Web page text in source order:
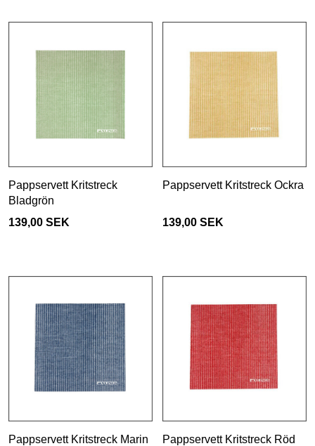
Pappservett Kritstreck
Bladgrön
139,00 SEK
Pappservett Kritstreck Ockra
139,00 SEK
Pappservett Kritstreck Marin
Pappservett Kritstreck Röd